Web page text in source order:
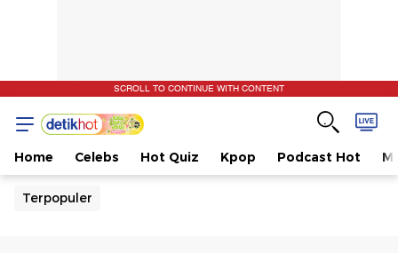
SCROLL TO CONTINUE WITH CONTENT
Home Celebs Hot Quiz Kpop Podcast Hot
Terpopuler